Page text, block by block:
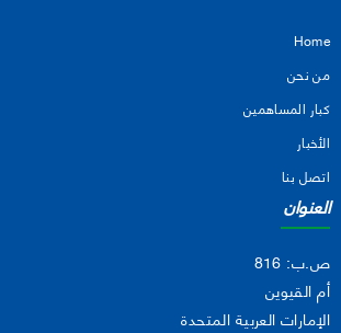
Home
من نحن
كبار المساهمين
الأخبار
اتصل بنا
العنوان
ص.ب: 816
أم القيوين
الإمارات العربية المتحدة